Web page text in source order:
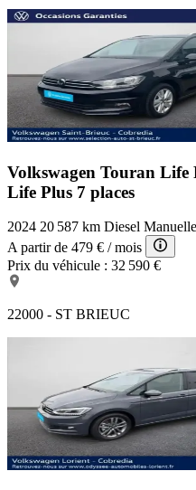
Volkswagen Touran Life
Life Plus 7 places
2024 20 587 km Diesel Manuelle
A partir de 479 € / mois
Prix du véhicule : 32 590 €
22000 - ST BRIEUC